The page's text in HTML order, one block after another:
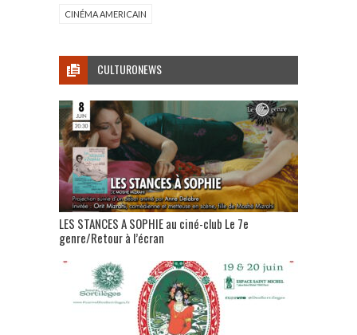
CINÉMA AMERICAIN
CULTURONEWS
LES STANCES A SOPHIE au ciné-club Le 7e
genre/Retour à l’écran